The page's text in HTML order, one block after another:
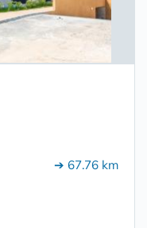
➔ 67.76 km